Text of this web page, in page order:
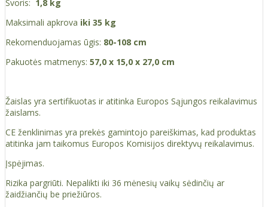
Svoris: 1,8 kg
Maksimali apkrova iki 35 kg
Rekomenduojamas ūgis: 80-108 cm
Pakuotės matmenys: 57,0 x 15,0 x 27,0 cm
Žaislas yra sertifikuotas ir atitinka Europos Sąjungos reikalavimus
žaislams.
CE ženklinimas yra prekės gamintojo pareiškimas, kad produktas
atitinka jam taikomus Europos Komisijos direktyvų reikalavimus.
Įspėjimas.
Rizika pargriūti. Nepalikti iki 36 mėnesių vaikų sėdinčių ar
žaidžiančių be priežiūros.